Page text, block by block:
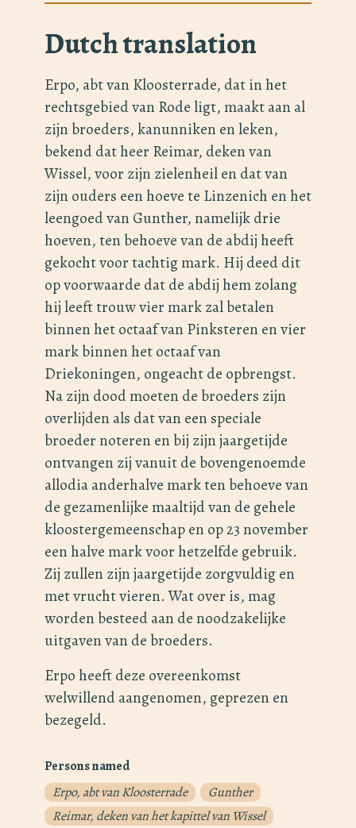
Dutch translation
Erpo, abt van Kloosterrade, dat in het
rechtsgebied van Rode ligt, maakt aan al
zijn broeders, kanunniken en leken,
bekend dat heer Reimar, deken van
Wissel, voor zijn zielenheil en dat van
zijn ouders een hoeve te Linzenich en het
leengoed van Gunther, namelijk drie
hoeven, ten behoeve van de abdij heeft
gekocht voor tachtig mark. Hij deed dit
op voorwaarde dat de abdij hem zolang
hij leeft trouw vier mark zal betalen
binnen het octaaf van Pinksteren en vier
mark binnen het octaaf van
Driekoningen, ongeacht de opbrengst.
Na zijn dood moeten de broeders zijn
overlijden als dat van een speciale
broeder noteren en bij zijn jaargetijde
ontvangen zij vanuit de bovengenoemde
allodia anderhalve mark ten behoeve van
de gezamenlijke maaltijd van de gehele
kloostergemeenschap en op 23 november
een halve mark voor hetzelfde gebruik.
Zij zullen zijn jaargetijde zorgvuldig en
met vrucht vieren. Wat over is, mag
worden besteed aan de noodzakelijke
uitgaven van de broeders.
Erpo heeft deze overeenkomst
welwillend aangenomen, geprezen en
bezegeld.
Persons named
Erpo, abt van Kloosterrade
Gunther
Reimar, deken van het kapittel van Wissel